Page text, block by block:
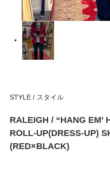
STYLE / スタイル
RALEIGH / “HANG EM’
ROLL-UP(DRESS-UP)
(RED×BLACK)